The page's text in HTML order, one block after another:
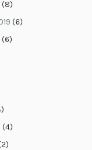
(8)
(6)
(6)
(4)